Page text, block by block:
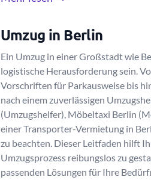
Umzug in Berlin
Ein Umzug in einer Großstadt wie
logistische Herausforderung sein.
Vorschriften für Parkausweise bis
nach einem zuverlässigen
(Umzugshelfer), Möbeltaxi Berlin
einer Transporter-Vermietung in
zu beachten. Dieser Leitfaden hilft
Umzugsprozess reibungslos zu
passenden Lösungen für Ihre